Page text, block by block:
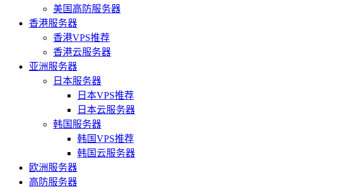
美国高防服务器
香港服务器
香港VPS推荐
香港云服务器
亚洲服务器
日本服务器
日本VPS推荐
日本云服务器
韩国服务器
韩国VPS推荐
韩国云服务器
欧洲服务器
高防服务器